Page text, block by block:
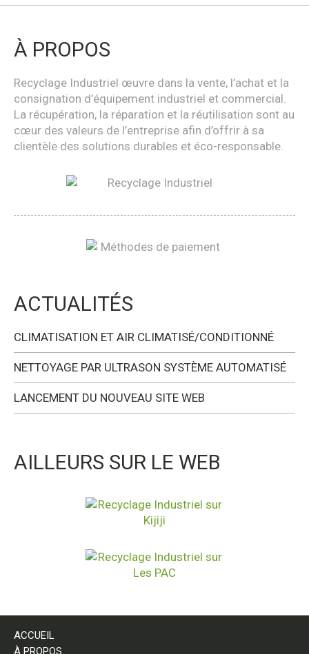
À PROPOS
Recyclage Industriel œuvre dans la vente, l’achat et la
consignation d’équipement industriel et commercial.
La récupération, la réparation et la réutilisation sont au
cœur des valeurs de l’entreprise afin d’offrir à sa
clientèle des solutions durables et éco-responsable.
ACTUALITÉS
CLIMATISATION ET AIR CLIMATISÉ/CONDITIONNÉ
NETTOYAGE PAR ULTRASON SYSTÈME AUTOMATISÉ
LANCEMENT DU NOUVEAU SITE WEB
AILLEURS SUR LE WEB
ACCUEIL
À PROPOS